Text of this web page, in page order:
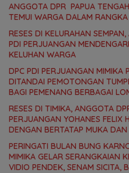
ANGGOTA DPR PAPUA
TEMUI WARGA DALAM
RESES DI KELURAHAN
PDI PERJUANGAN
KELUHAN WARGA
DPC PDI PERJUANGAN MIMIKA
DITANDAI PEMOTONGAN
BAGI PEMENANG BERBAGAI
RESES DI TIMIKA, ANGGOTA
PERJUANGAN YOHANES FELIX
DENGAN BERTATAP MUKA
PERINGATI BULAN BUNG
MIMIKA GELAR SERANGKAIAN
VIDIO PENDEK, SENAM SICITA,